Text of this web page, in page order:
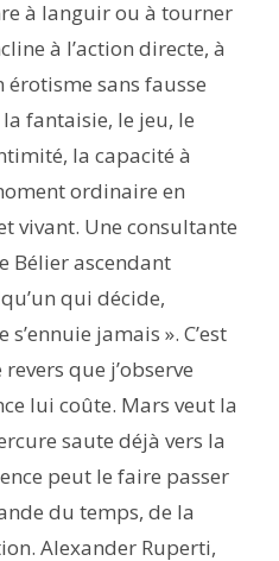
à languir ou à tourner
à l’action directe, à
érotisme sans fausse
fantaisie, le jeu, le
la capacité à
ordinaire en
vivant. Une consultante
Bélier ascendant
qui décide,
jamais ». C’est
que j’observe
lui coûte. Mars veut la
saute déjà vers la
peut le faire passer
du temps, de la
Alexander Ruperti,